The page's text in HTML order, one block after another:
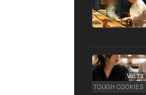
Vol.73
TOUGH COOKIES